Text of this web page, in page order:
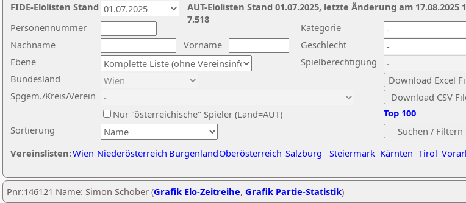
Nachname
Vorname
Ebene
Kategorie
Sortierung
Personennummer
Bundesland
Spgem./Kreis/Verein
Geschlecht
Nur "österreichische" Spieler (Land=AUT)
Spielberechtigung
Vereinslisten:Wien Niederösterreich BurgenlandOberösterreich Salzburg Steiermark Kärnten Tirol
Top 100
AUT-Elolisten Stand 01.07.2025, letzte Änderung am
7.518
FIDE-Elolisten Stand
Pnr:146121 Name: Simon Schober (Grafik Elo-Zeitreihe, Grafik Partie-Statistik)